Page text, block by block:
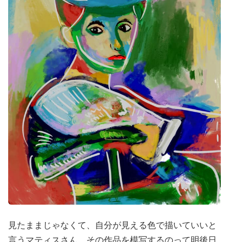
見たままじゃなくて、自分が見える色で描いていいと